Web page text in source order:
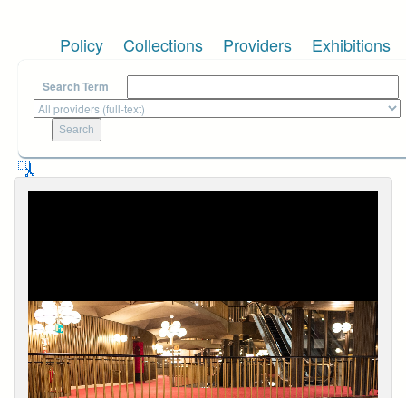
Policy Collections Providers Exhibitions
Search Term